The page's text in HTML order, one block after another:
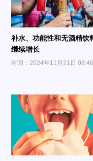
补水、功能性和无酒精饮
继续增长
时间：2024年11月21日 08:46